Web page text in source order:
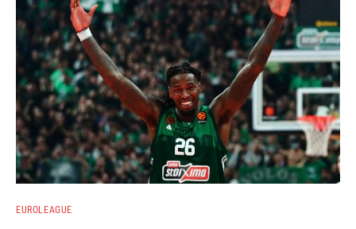
EUROLEAGUE